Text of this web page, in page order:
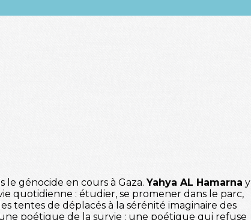
le génocide en cours à Gaza.Yahya AL Hamarna y
quotidienne : étudier, se promener dans le parc,
tentes de déplacés à la sérénité imaginaire des
poétique de la survie : une poétique qui refuse